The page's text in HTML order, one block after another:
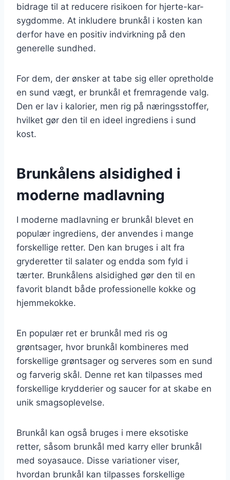
bidrage til at reducere risikoen for hjerte-kar-
sygdomme. At inkludere brunkål i kosten kan
derfor have en positiv indvirkning på den
generelle sundhed.
For dem, der ønsker at tabe sig eller opretholde
en sund vægt, er brunkål et fremragende valg.
Den er lav i kalorier, men rig på næringsstoffer,
hvilket gør den til en ideel ingrediens i sund
kost.
Brunkålens alsidighed i
moderne madlavning
I moderne madlavning er brunkål blevet en
populær ingrediens, der anvendes i mange
forskellige retter. Den kan bruges i alt fra
gryderetter til salater og endda som fyld i
tærter. Brunkålens alsidighed gør den til en
favorit blandt både professionelle kokke og
hjemmekokke.
En populær ret er brunkål med ris og
grøntsager, hvor brunkål kombineres med
forskellige grøntsager og serveres som en sund
og farverig skål. Denne ret kan tilpasses med
forskellige krydderier og saucer for at skabe en
unik smagsoplevelse.
Brunkål kan også bruges i mere eksotiske
retter, såsom brunkål med karry eller brunkål
med soyasauce. Disse variationer viser,
hvordan brunkål kan tilpasses forskellige